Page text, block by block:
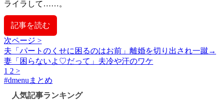
ライラして……。
記事を読む
次ページ >
夫「パートのくせに困るのはお前」離婚を切り出され一蹴→
妻「困らないよ♡だって」夫冷や汗のワケ
1 2 >
#dmenuまとめ
人気記事ランキング